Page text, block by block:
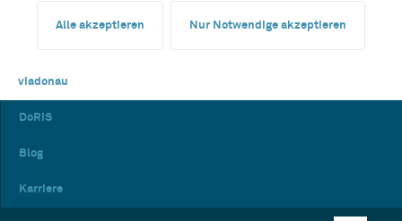
Alle akzeptieren Nur Notwendige akzeptieren
viadonau
DoRIS
Blog
Karriere